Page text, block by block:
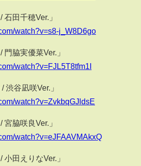
石田千穂Ver.」
watch?v=s8-j_W8D6go
門脇実優菜Ver.」
watch?v=FJL5T8tfm1I
渋谷凪咲Ver.」
watch?v=ZvkbqGJldsE
宮脇咲良Ver.」
watch?v=eJFAAVMAkxQ
小田えりなVer.」